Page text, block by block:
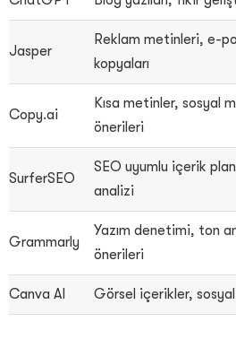
Jasper
Reklam metinleri, e-
kopyaları
Copy.ai
Kısa metinler, sosyal
önerileri
SurferSEO
SEO uyumlu içerik
analizi
Grammarly
Yazım denetimi, ton
önerileri
Canva AI Görsel içerikler,